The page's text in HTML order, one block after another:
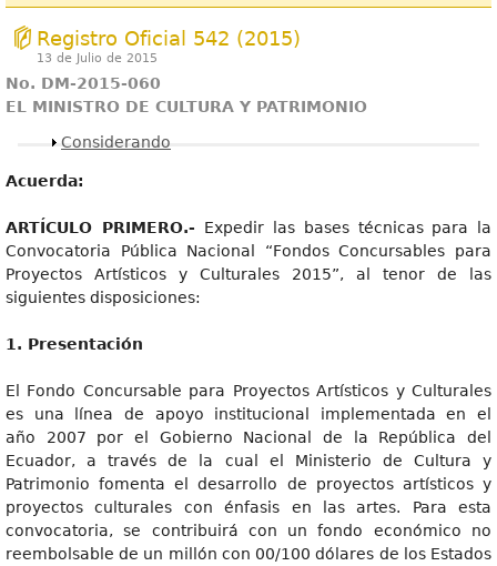
Registro Oficial 542 (2015)
13 de Julio de 2015
No. DM-2015-060
EL MINISTRO DE CULTURA Y PATRIMONIO
Mostrar
Considerando
Acuerda:
ARTÍCUL O PRIMERO.- Expedir las bases técnicas para la
Convocatoria Pública Nacional “Fondos Concursables para
Proyectos Artísticos y Culturales 2015”, al tenor de las
siguientes disposiciones:
1 . Presentación
El Fondo Concursable para Proyectos Artísticos y Culturales
es una línea de apoyo institucional implementada en el
año 2007 por el Gobierno Nacional de la República del
Ecuador, a través de la cual el Ministerio de Cultura y
Patrimonio fomenta el desarrollo de proyectos artísticos y
proyectos culturales con énfasis en las artes. Para esta
convocatoria, se contribuirá con un fondo económico no
reembolsable de un millón con 00/100 dólares de los Estados